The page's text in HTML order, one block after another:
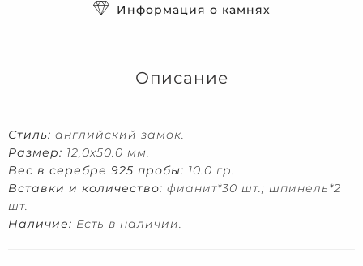
Информация о камнях
Описание
Стиль: английский замок.
Размер: 12,0х50.0 мм.
Вес в серебре 925 пробы: 10.0 гр.
Вставки и количество: фианит*30 шт.; шпинель*2
шт.
Наличие: Есть в наличии.